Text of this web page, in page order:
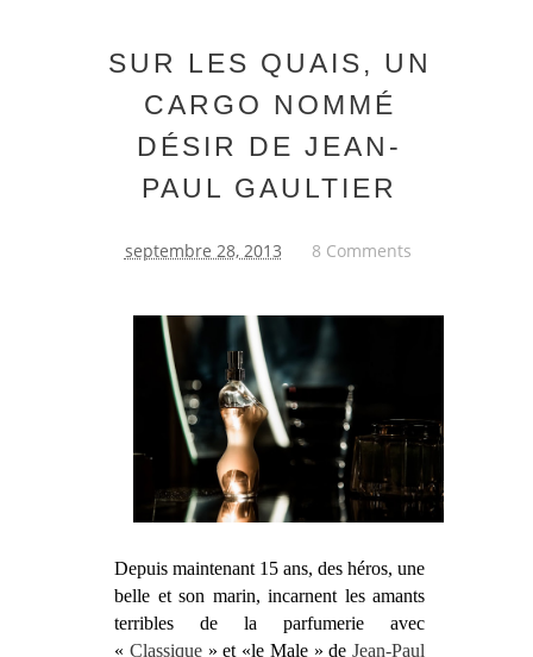
SUR LES QUAIS, UN
CARGO NOMMÉ
DÉSIR DE JEAN-
PAUL GAULTIER
septembre 28, 2013 8 Comments
Depuis maintenant 15 ans, des héros, une
belle et son marin, incarnent les amants
terribles de la parfumerie avec
« Classique» et «le Male » de Jean-Paul